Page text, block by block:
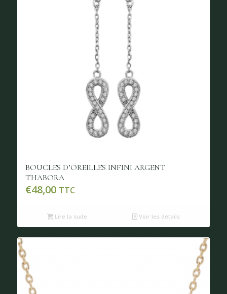
BOUCLES D’OREILLES INFINI ARGENT
THABORA
€48,00 TTC
Lire la suite Voir les détails